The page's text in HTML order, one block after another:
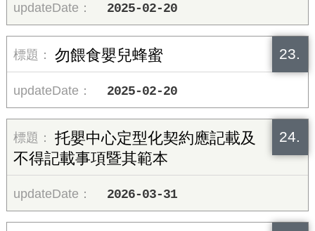
2025-02-20
23.
勿餵食嬰兒蜂蜜
2025-02-20
24.
托嬰中心定型化契約應記載及
不得記載事項暨其範本
2026-03-31